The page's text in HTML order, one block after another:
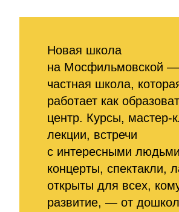
Новая школа
на Мосфильмовской —
частная школа,
работает как
центр. Курсы, мастер-
лекции, встречи
с интересными
концерты, спектакли,
открыты для всех,
развитие, — от